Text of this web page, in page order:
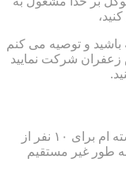
و توصیه می کنم
شرکت نمایید
وی با اشاره به اینکه با کاشت زعفران توانسته ام برای ۱۰ نفر از
۲۰ نفر دیگر هم به طور غیر مستقیم